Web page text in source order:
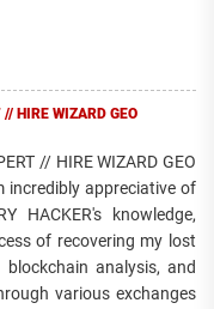
HIRE WIZARD GEO
// HIRE WIZARD GEO
incredibly appreciative of
HACKER's knowledge,
of recovering my lost
analysis, and
various exchanges